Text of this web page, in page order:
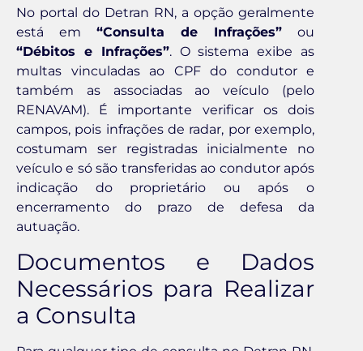
No portal do Detran RN, a opção geralmente
está em “Consulta de Infrações” ou
“Débitos e Infrações”. O sistema exibe as
multas vinculadas ao CPF do condutor e
também as associadas ao veículo (pelo
RENAVAM). É importante verificar os dois
campos, pois infrações de radar, por exemplo,
costumam ser registradas inicialmente no
veículo e só são transferidas ao condutor após
indicação do proprietário ou após o
encerramento do prazo de defesa da
autuação.
Documentos e Dados
Necessários para Realizar
a Consulta